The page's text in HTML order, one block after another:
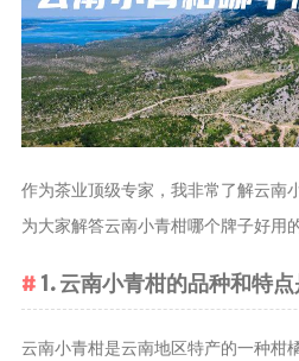
作为茶业顶级专家，我非常了解云南
为大家解答云南小青柑哪个牌子好用
1. 云南小青柑的品种和特点
云南小青柑是云南地区特产的一种柑
饮茶技巧
茶叶品种和
类别
花茶
茶叶生产和
制作
擂茶